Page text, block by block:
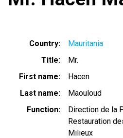
Country
Mauritania
Title
Mr.
First name
Hacen
Last name
Maouloud
Function
Direction de la
Restauration
Milieux